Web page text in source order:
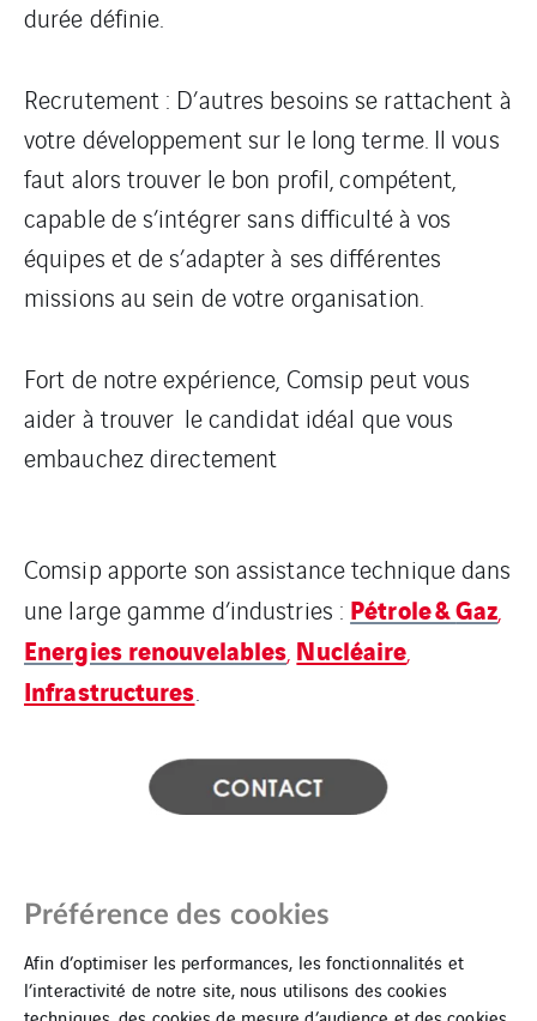
durée définie.
Recrutement : D’autres besoins se rattachent à
votre développement sur le long terme. Il vous
faut alors trouver le bon profil, compétent,
capable de s’intégrer sans difficulté à vos
équipes et de s’adapter à ses différentes
missions au sein de votre organisation.
Fort de notre expérience, Comsip peut vous
aider à trouver le candidat idéal que vous
embauchez directement
Comsip apporte son assistance technique dans
une large gamme d’industries : Pétrole &Gaz,
Energies renouvelables, Nucléaire,
Infrastructures.
Préférence des cookies
Afin d’optimiser les performances, les fonctionnalités et
l’interactivité de notre site, nous utilisons des cookies